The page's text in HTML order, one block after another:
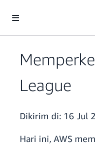
League
Dikirim di: 16 Jul
Hari ini, AWS